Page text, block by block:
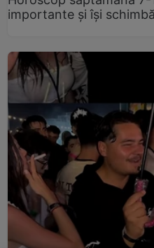
importante și își